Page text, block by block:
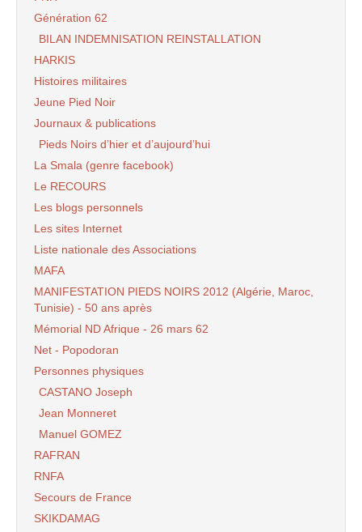
Génération 62
BILAN INDEMNISATION REINSTALLATION
HARKIS
Histoires militaires
Jeune Pied Noir
Journaux & publications
Pieds Noirs d’hier et d’aujourd’hui
La Smala (genre facebook)
Le RECOURS
Les blogs personnels
Les sites Internet
Liste nationale des Associations
MAFA
MANIFESTATION PIEDS NOIRS 2012 (Algérie, Maroc,
Tunisie) - 50 ans après
Mémorial ND Afrique - 26 mars 62
Net - Popodoran
Personnes physiques
CASTANO Joseph
Jean Monneret
Manuel GOMEZ
RAFRAN
RNFA
Secours de France
SKIKDAMAG